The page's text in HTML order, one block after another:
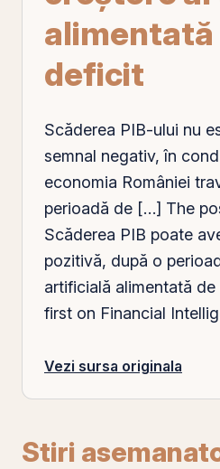
alimentată
deficit
Scăderea PIB-ului nu
semnal negativ, în
economia României
perioadă de […] The
Scăderea PIB poate
pozitivă, după o
artificială alimentată
first on Financial
Vezi sursa originala
Stiri